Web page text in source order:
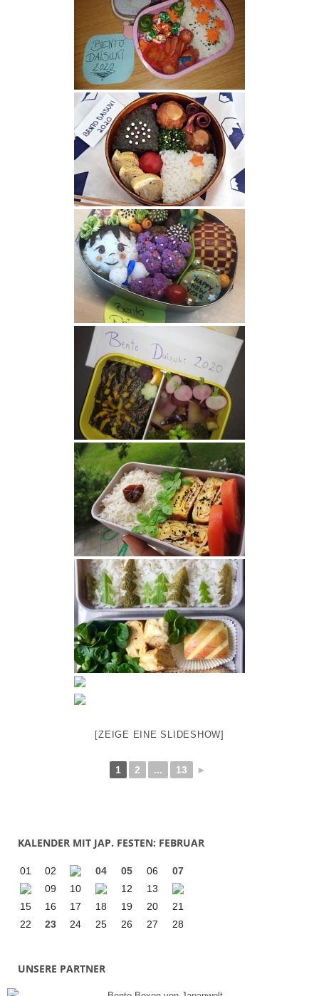
[ZEIGE EINE SLIDESHOW]
1 2 ... 13 ►
KALENDER MIT JAP. FESTEN: FEBRUAR
01 02 04 05 06
07
09
10 12
13
15
16 17 18 19 20
21
22
23 24 25 26 27 28
UNSERE PARTNER